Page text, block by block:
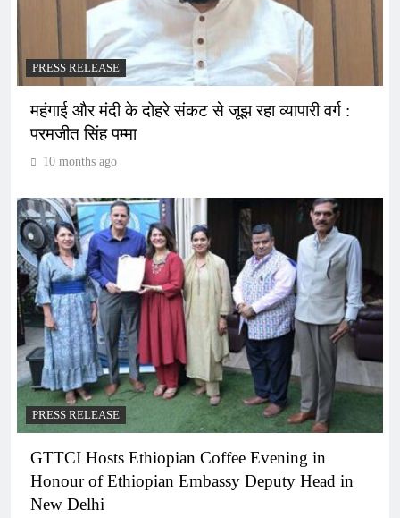
PRESS RELEASE
महंगाई और मंदी के दोहरे संकट से जूझ रहा व्यापारी वर्ग :
परमजीत सिंह पम्मा
10 months ago
PRESS RELEASE
GTTCI Hosts Ethiopian Coffee Evening in
Honour of Ethiopian Embassy Deputy Head in
New Delhi